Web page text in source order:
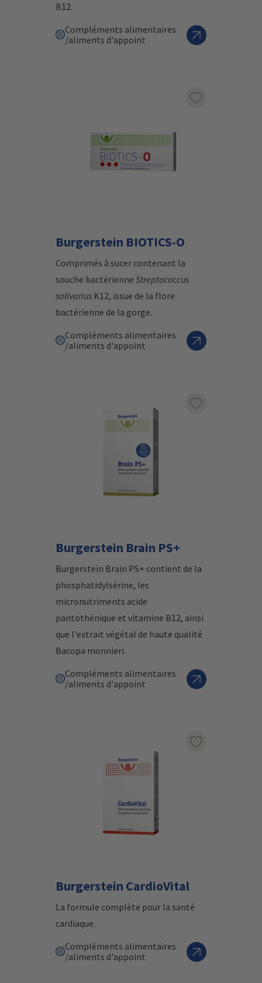
B12.
Compléments alimentaires
/aliments d'appoint
Marqueur le
Burgerstein BIOTICS-O
Comprimés à sucer contenant la
souche bactérienne Streptococcus
salivarius K12, issue de la flore
bactérienne de la gorge.
Compléments alimentaires
/aliments d'appoint
Marqueur le
Burgerstein Brain PS+
Burgerstein Brain PS+ contient de la
phosphatidylsérine, les
micronutriments acide
pantothénique et vitamine B12, ainsi
que l'extrait végétal de haute qualité
Bacopa monnieri.
Compléments alimentaires
/aliments d'appoint
Marqueur le
Burgerstein CardioVital
La formule complète pour la santé
cardiaque.
Compléments alimentaires
/aliments d'appoint